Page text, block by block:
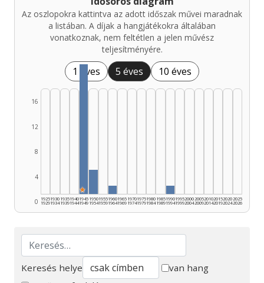
Az oszlopokra kattintva az adott időszak művei maradnak
a listában. A díjak a hangjátékokra általában
vonatkoznak, nem feltétlen a jelen művész
teljesítményére.
1 éves 5 éves 10 éves
0
4
8
12
16
1925
1929
1930
1934
1935
1939
1940
1944
★
1945
1949
1950
1954
1955
1959
1960
1964
1965
1969
1970
1974
1975
1979
1980
1984
1985
1989
1990
1994
1995
1999
2000
2004
2005
2009
2010
2014
2015
2019
2020
2024
2025
2026
Keresés helye
van hang